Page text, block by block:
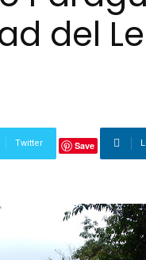
del
Twitter Save